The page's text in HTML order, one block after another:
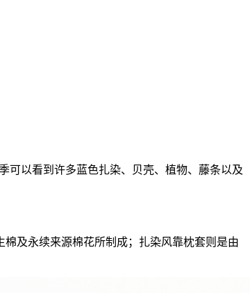
以看到许多蓝色扎染、贝壳、植物、藤条以及
及永续来源棉花所制成；扎染风靠枕套则是由